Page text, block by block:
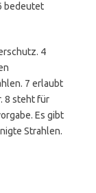
bedeutet
4
7 erlaubt
8 steht für
Es gibt
Strahlen.